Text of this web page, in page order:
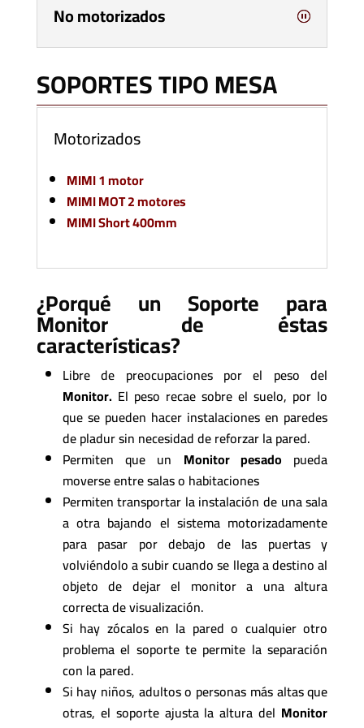
No motorizados
SOPORTES TIPO MESA
Motorizados
MIMI 1 motor
MIMI MOT 2 motores
MIMI Short 400mm
¿Porqué un Soporte para
Monitor de éstas
características?
Libre de preocupaciones por el peso del
Monitor. El peso recae sobre el suelo, por lo
que se pueden hacer instalaciones en paredes
de pladur sin necesidad de reforzar la pared.
Permiten que un Monitor pesado pueda
moverse entre salas o habitaciones
Permiten transportar la instalación de una sala
a otra bajando el sistema motorizadamente
para pasar por debajo de las puertas y
volviéndolo a subir cuando se llega a destino al
objeto de dejar el monitor a una altura
correcta de visualización.
Si hay zócalos en la pared o cualquier otro
problema el soporte te permite la separación
con la pared.
Si hay niños, adultos o personas más altas que
otras, el soporte ajusta la altura del Monitor